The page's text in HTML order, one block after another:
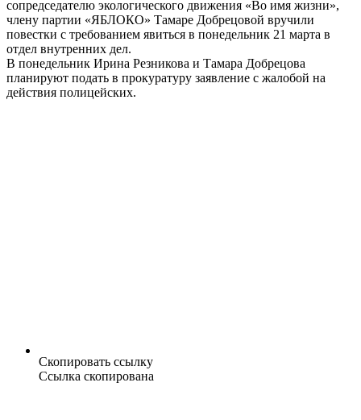
сопредседателю экологического движения «Во имя жизни»,
члену партии «ЯБЛОКО» Тамаре Добрецовой вручили
повестки с требованием явиться в понедельник 21 марта в
отдел внутренних дел.
В понедельник Ирина Резникова и Тамара Добрецова
планируют подать в прокуратуру заявление с жалобой на
действия полицейских.
Скопировать ссылку
Ссылка скопирована